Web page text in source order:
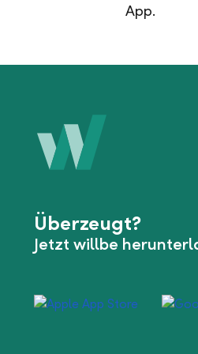
App.
Überzeugt?
Jetzt willbe